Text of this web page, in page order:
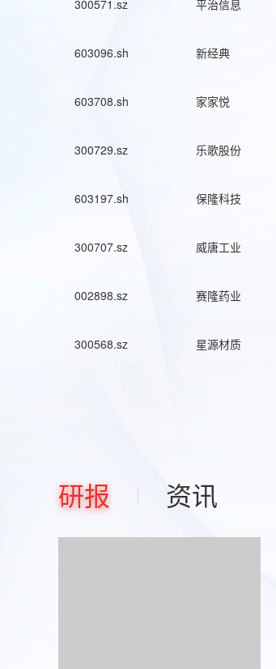
300571.sz 平治信息
603096.sh 新经典
603708.sh 家家悦
300729.sz 乐歌股份
603197.sh 保隆科技
300707.sz 威唐工业
002898.sz 赛隆药业
300568.sz 星源材质
研报 资讯